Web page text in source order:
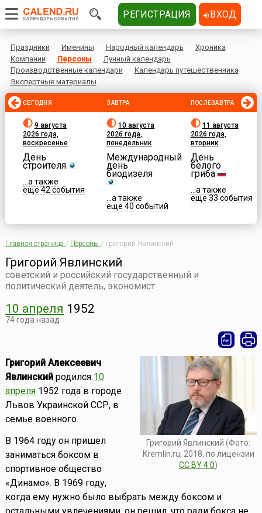
Праздники Именины Народный календарь
Хроника
Компании
Персоны
Лунный календарь
Производственные календари
Календарь путешественника
Экспертные материалы
СЕГОДНЯ
9 августа
2026 года,
воскресенье
День
строителя
...а также
еще 42 события
ЗАВТРА
10 августа
2026 года,
понедельник
Международный
день
биодизеля
...а также
еще 40 событий
ПОСЛЕЗАВТРА
11 августа
2026 года,
вторник
День
белого
гриба
...а также
еще 33 события
Главная страница / Персоны / Григорий Явлинский
Григорий Явлинский
советский и российский государственный и
политический деятель, экономист
10 апреля 1952
74 года назад
Григорий Явлинский (Фото:
Kremlin.ru, 2018, по лицензии
CC BY 4.0)
Григорий Алексеевич
Явлинскийродился 10
апреля1952 года в городе
Львов Украинской ССР, в
семье военного.
В 1964 году он пришел
заниматься боксом в
спортивное общество
«Динамо». В 1969 году,
когда ему нужно было выбрать между боксом и
РЕГИСТРАЦИЯ ВХОД